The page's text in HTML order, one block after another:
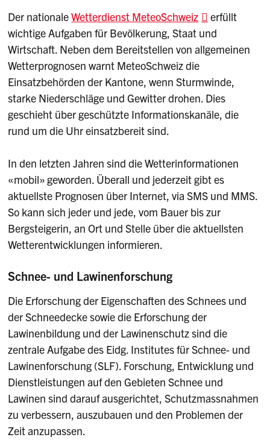
Der nationaleWetterdienst MeteoSchweiz
erfüllt
wichtige Aufgaben für Bevölkerung, Staat und
Wirtschaft. Neben dem Bereitstellen von allgemeinen
Wetterprognosen warnt MeteoSchweiz die
Einsatzbehörden der Kantone, wenn Sturmwinde,
starke Niederschläge und Gewitter drohen. Dies
geschieht über geschützte Informationskanäle, die
rund um die Uhr einsatzbereit sind.
In den letzten Jahren sind die Wetterinformationen
«mobil» geworden. Überall und jederzeit gibt es
aktuellste Prognosen über Internet, via SMS und MMS.
So kann sich jeder und jede, vom Bauer bis zur
Bergsteigerin, an Ort und Stelle über die aktuellsten
Wetterentwicklungen informieren.
Schnee- und Lawinenforschung
Die Erforschung der Eigenschaften des Schnees und
der Schneedecke sowie die Erforschung der
Lawinenbildung und der Lawinenschutz sind die
zentrale Aufgabe des Eidg. Institutes für Schnee- und
Lawinenforschung (SLF). Forschung, Entwicklung und
Dienstleistungen auf den Gebieten Schnee und
Lawinen sind darauf ausgerichtet, Schutzmassnahmen
zu verbessern, auszubauen und den Problemen der
Zeit anzupassen.